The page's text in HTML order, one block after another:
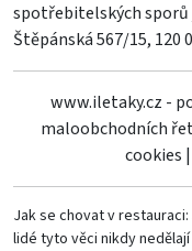
spotřebitelských sporů
Štěpánská 567/15, 120
www.iletaky.cz -
maloobchodních
cookies |
Jak se chovat v restauraci:
lidé tyto věci nikdy nedělají